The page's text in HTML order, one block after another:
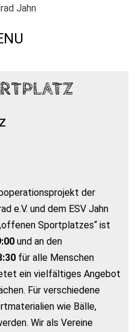
der
e.V. und dem ESV Jahn
Sportplatzes“ ist
und an den
für alle Menschen
ein vielfältiges Angebot
Für verschiedene
wie Bälle,
Wir als Vereine